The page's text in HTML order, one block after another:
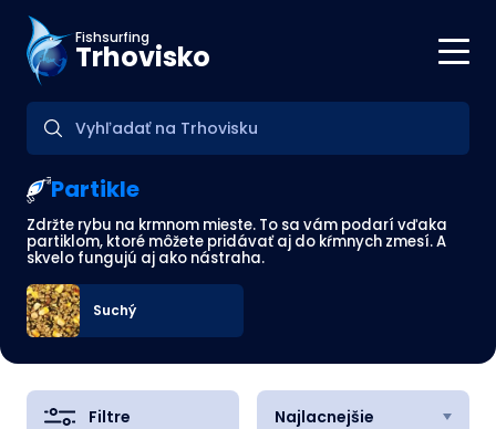
Fishsurfing
Trhovisko
Partikle
Zdržte rybu na krmnom mieste. To sa vám podarí vďaka
partiklom, ktoré môžete pridávať aj do kŕmnych zmesí. A
skvelo fungujú aj ako nástraha.
Suchý
Filtre Najlacnejšie